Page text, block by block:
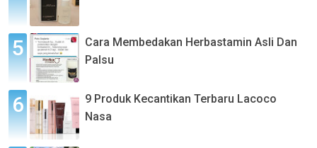
Cara Membedakan Herbastamin Asli Dan
Palsu
9 Produk Kecantikan Terbaru Lacoco
Nasa